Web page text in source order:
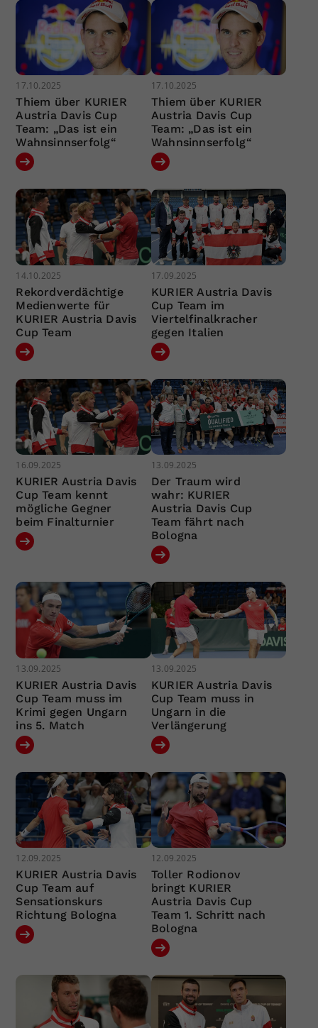
17.10.2025
Thiem über KURIER
Austria Davis Cup
Team: „Das ist ein
Wahnsinnserfolg“
17.10.2025
Thiem über KURIER
Austria Davis Cup
Team: „Das ist ein
Wahnsinnserfolg“
14.10.2025
Rekordverdächtige
Medienwerte für
KURIER Austria Davis
Cup Team
17.09.2025
KURIER Austria Davis
Cup Team im
Viertelfinalkracher
gegen Italien
16.09.2025
KURIER Austria Davis
Cup Team kennt
mögliche Gegner
beim Finalturnier
13.09.2025
Der Traum wird
wahr: KURIER
Austria Davis Cup
Team fährt nach
Bologna
13.09.2025
KURIER Austria Davis
Cup Team muss im
Krimi gegen Ungarn
ins 5. Match
13.09.2025
KURIER Austria Davis
Cup Team muss in
Ungarn in die
Verlängerung
12.09.2025
KURIER Austria Davis
Cup Team auf
Sensationskurs
Richtung Bologna
12.09.2025
Toller Rodionov
bringt KURIER
Austria Davis Cup
Team 1. Schritt nach
Bologna